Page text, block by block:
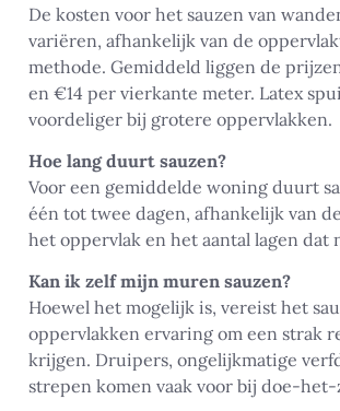
De kosten voor het sauzen van
variëren, afhankelijk van de
methode. Gemiddeld liggen de
en €14 per vierkante meter. Latex
voordeliger bij grotere oppervlakken.
Hoe lang duurt sauzen?
Voor een gemiddelde woning duurt
één tot twee dagen, afhankelijk van
het oppervlak en het aantal lagen dat
Kan ik zelf mijn muren sauzen?
Hoewel het mogelijk is, vereist het
oppervlakken ervaring om een strak
krijgen. Druipers, ongelijkmatige
strepen komen vaak voor bij doe-